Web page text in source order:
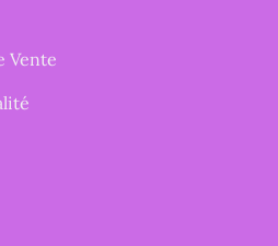
Vente